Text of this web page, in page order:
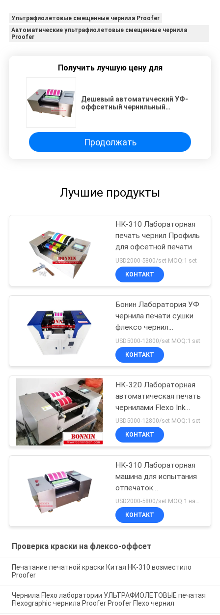
Ультрафиолетовые смещенные чернила Proofer
Автоматические ультрафиолетовые смещенные чернила
Proofer
Получить лучшую цену для
Дешевый автоматический УФ-
оффсетный чернильный
Продолжать
Лучшие продукты
HK-310 Лабораторная
печать чернил Профиль
для офсетной печати
USD2000-5800/set MOQ:1 set
КОНТАКТ
Бонин Лаборатория УФ
чернила печати сушки
флексо чернил
Проуфер
USD5000-12800/set MOQ:1 set
КОНТАКТ
HK-320 Лабораторная
автоматическая печать
чернилами Flexo Ink
Proofer
USD5000-12800/set MOQ:1 set
КОНТАКТ
HK-310 Лабораторная
машина для испытания
отпечаток
ультрафиолетовой
чернил
USD2000-5800/set MOQ:1 набор
КОНТАКТ
Проверка краски на флексо-оффсет
Печатание печатной краски Китая HK-310 возместило
Proofer
Чернила Flexo лаборатории УЛЬТРАФИОЛЕТОВЫЕ печатая
Flexographic чернила Proofer Proofer Flexo чернил